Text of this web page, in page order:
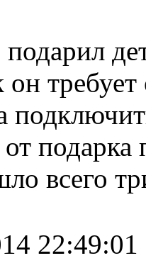
он
всего
22:49:01